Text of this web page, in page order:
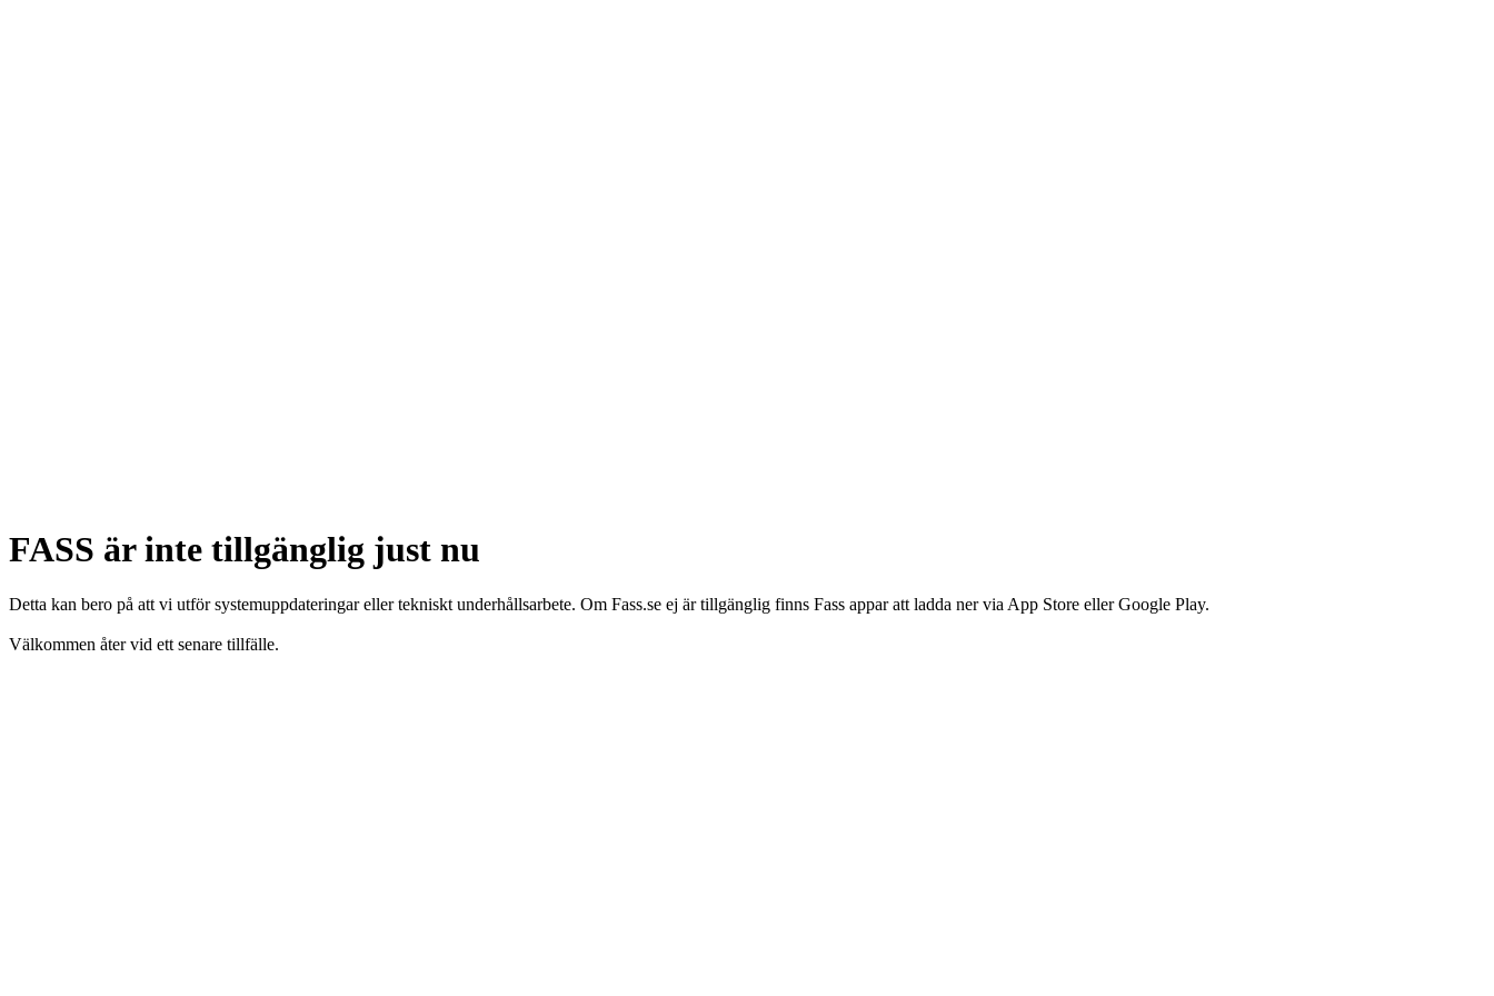
FASS är inte tillgänglig just nu
Detta kan bero på att vi utför systemuppdateringar eller tekniskt underhållsarbete. Om Fass.se ej är tillgänglig finns Fass appar att ladda ner via App Store eller Google Play.
Välkommen åter vid ett senare tillfälle.